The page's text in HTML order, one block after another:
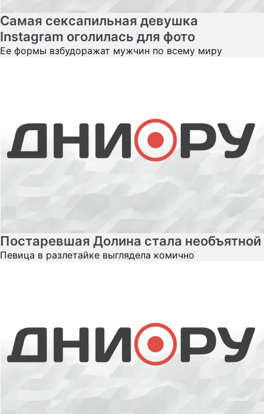
Самая сексапильная девушка
Instagram оголилась для фото
Ее формы взбудоражат мужчин по всему миру
Постаревшая Долина стала необъятной
Певица в разлетайке выглядела комично